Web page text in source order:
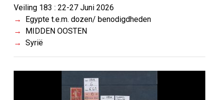
Veiling 183 : 22-27 Juni 2026
Egypte t.e.m. dozen/ benodigdheden
MIDDEN OOSTEN
Syrië